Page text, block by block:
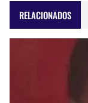
RELACIONADOS